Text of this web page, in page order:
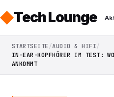
Tech Lounge
STARTSEITE AUDIO & HIFI
IN-EAR-KOPFHÖRER IM TEST:
ANKOMMT